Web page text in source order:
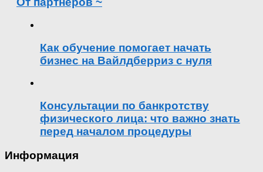
Как обучение помогает начать
бизнес на Вайлдберриз с нуля
Консультации по банкротству
физического лица: что важно знать
перед началом процедуры
Информация